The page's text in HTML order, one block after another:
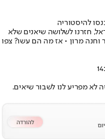
להיסטוריה
חזרנו לשלושה שיאנים שלא
וחנה מרון • אז מה הם עשו? צפו
לא מפריע לנו לשבור שיאים.